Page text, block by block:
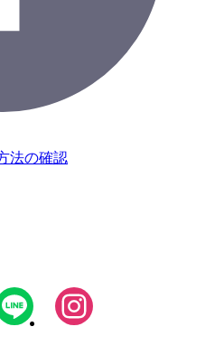
法の確認